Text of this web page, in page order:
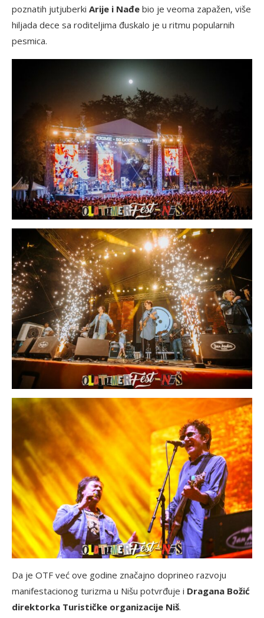
poznatih jutjuberki Arije i Nađe bio je veoma zapažen, više
hiljada dece sa roditeljima đuskalo je u ritmu popularnih
pesmica.
Da je OTF već ove godine značajno doprineo razvoju
manifestacionog turizma u Nišu potvrđuje i Dragana Božić
direktorka Turističke organizacije Niš.